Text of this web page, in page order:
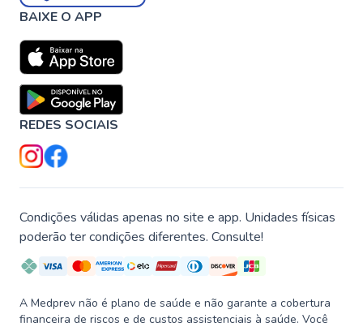
BAIXE O APP
REDES SOCIAIS
Condições válidas apenas no site e app. Unidades físicas
poderão ter condições diferentes. Consulte!
A Medprev não é plano de saúde e não garante a cobertura
financeira de riscos e de custos assistenciais à saúde. Você